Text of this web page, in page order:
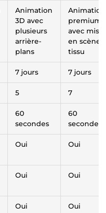
Animation
3D avec
plusieurs
arrière-
plans
Animation
premium
avec mise
en scène
tissu
7 jours 7 jours
5 7
60
secondes
60
secondes
Oui Oui
Oui Oui
Oui Oui